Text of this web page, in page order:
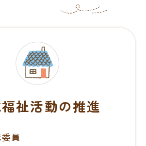
祉活動の推進
員